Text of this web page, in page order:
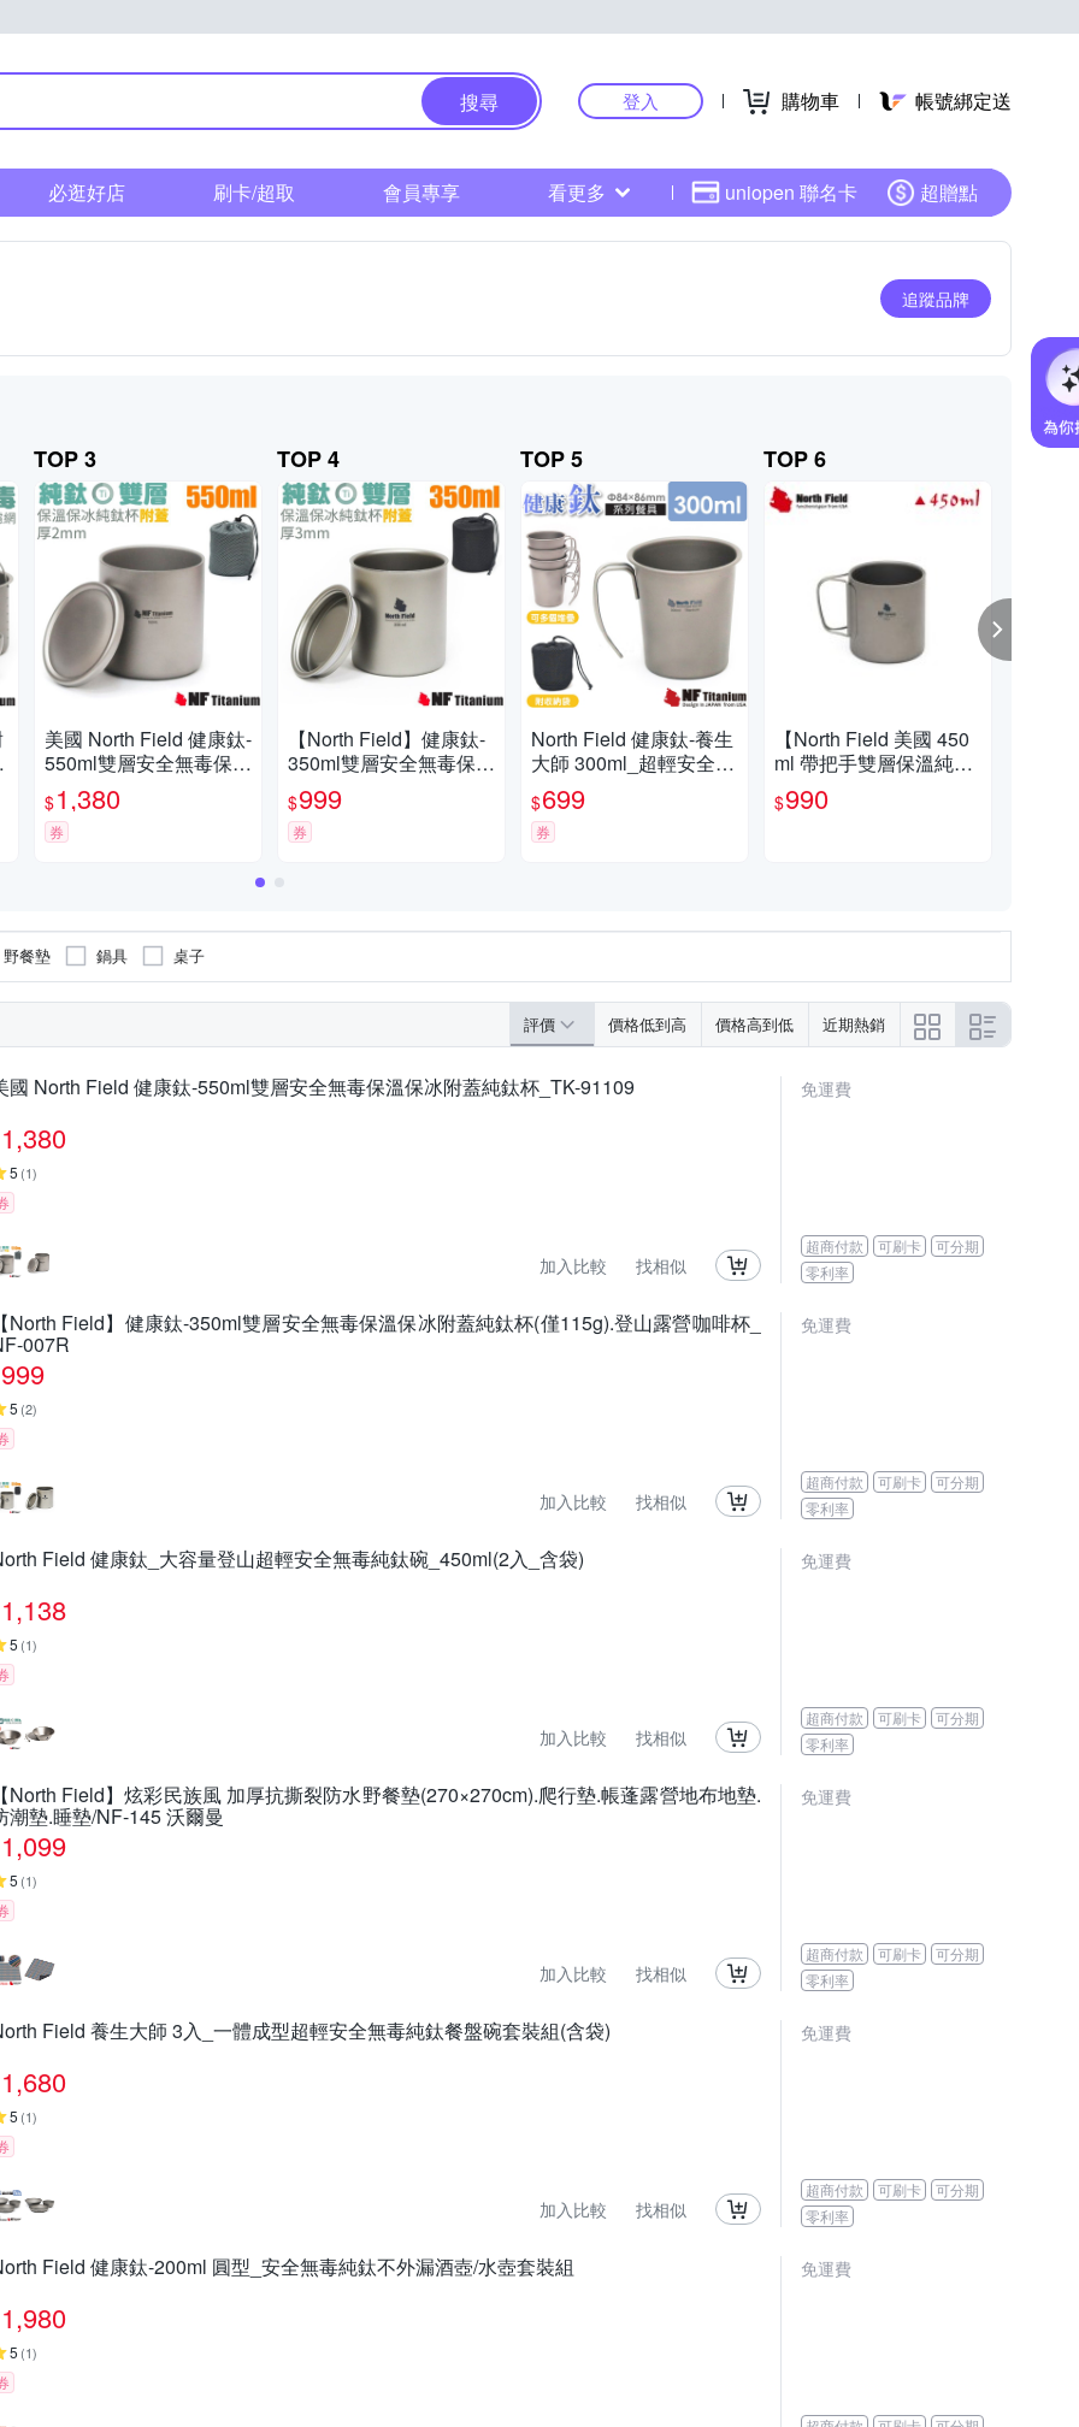
搜尋 登入 購物車 帳號綁定送
必逛好店 刷卡/超取 會員專享 看更多 uniopen 聯名卡 超贈點
追蹤品牌
TOP 3
美國 North Field 健康鈦-
550ml雙層安全無毒保溫
保冰附蓋純鈦杯_TK-91
109
$1,380
券
TOP 4
【North Field】健康鈦-
350ml雙層安全無毒保溫
保冰附蓋純鈦杯(僅115
g).登山露營咖啡杯_NF-
007R
$999
券
TOP 5
North Field 健康鈦-養生
大師 300ml_超輕安全無
毒純鈦茶杯.提耳鈦杯
$699
券
TOP 6
【North Field 美國 450
ml 帶把手雙層保溫純鈦
杯】CNDTK91103/登
山/露營
$990
野餐墊 鍋具 桌子
評價 價格低到高 價格高到低 近期熱銷
國 North Field 健康鈦-550ml雙層安全無毒保溫保冰附蓋純鈦杯_TK-91109
1,380
5 (1)
加入比較 找相似
免運費
超商付款 可刷卡
可分期
零利率
North Field】健康鈦-350ml雙層安全無毒保溫保冰附蓋純鈦杯(僅115g).登山露營咖啡杯_
007R
999
5 (2)
加入比較 找相似
免運費
超商付款 可刷卡
可分期
零利率
Field 健康鈦_大容量登山超輕安全無毒純鈦碗_450ml(2入_含袋)
1,138
5 (1)
加入比較 找相似
免運費
超商付款 可刷卡
可分期
零利率
North Field】炫彩民族風 加厚抗撕裂防水野餐墊(270×270cm).爬行墊.帳蓬露營地布地墊.
潮墊.睡墊/NF-145 沃爾曼
1,099
5 (1)
加入比較 找相似
免運費
超商付款 可刷卡
可分期
零利率
Field 養生大師 3入_一體成型超輕安全無毒純鈦餐盤碗套裝組(含袋)
1,680
5 (1)
加入比較 找相似
免運費
超商付款 可刷卡
可分期
零利率
Field 健康鈦-200ml 圓型_安全無毒純鈦不外漏酒壺/水壺套裝組
1,980
5 (1)
免運費